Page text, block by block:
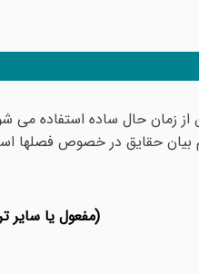
از زمان حال ساده
بیان حقایق در خصوص فصلها
(مفعول یا سایر